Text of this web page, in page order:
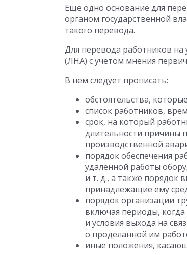
Еще одно основание для
органом государственной
такого перевода.
Для перевода работников
(ЛНА) с учетом мнения
В нем следует прописать:
обстоятельства,
список работников,
срок, на который
длительности причины
производственной
порядок обеспечения
удаленной работы
и т. д., а также порядок
принадлежащие ему
порядок организации
включая периоды,
и условия выхода на
о проделанной им
иные положения,